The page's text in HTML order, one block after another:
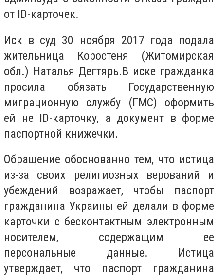
от ID-карточек.
Иск в суд 30 ноября 2017 года подала
жительница Коростеня (Житомирская
обл.) Наталья Дегтярь.В иске гражданка
просила обязать Государственную
миграционную службу (ГМС) оформить
ей не ID-карточку, а документ в форме
паспортной книжечки.
Обращение обоснованно тем, что истица
из-за своих религиозных верований и
убеждений возражает, чтобы паспорт
гражданина Украины ей делали в форме
карточки с бесконтактным электронным
носителем, содержащим ее
персональные данные. Истица
утверждает, что паспорт гражданина